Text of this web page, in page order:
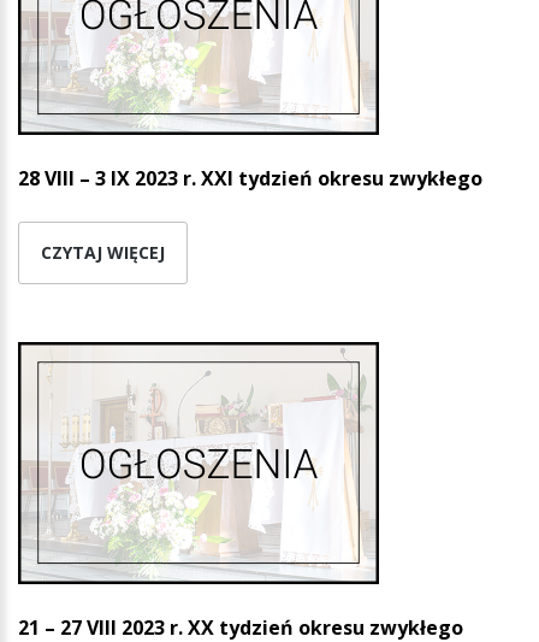
28 VIII – 3 IX 2023 r. XXI tydzień okresu zwykłego
CZYTAJ WIĘCEJ
21 – 27 VIII 2023 r. XX tydzień okresu zwykłego